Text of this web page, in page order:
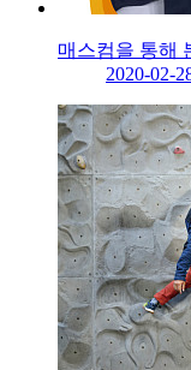
매스컴을 통해
2020-02-